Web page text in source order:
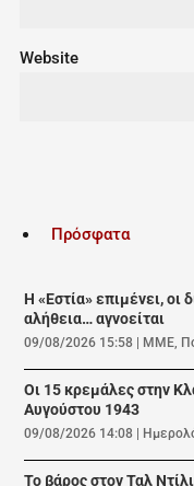
Website
Πρόσφατα
Η «Εστία» επιμένει, οι
αλήθεια… αγνοείται
09/08/2026 15:58 | ΜΜΕ,
Οι 15 κρεμάλες στην
Αυγούστου 1943
09/08/2026 14:08 |
Το βάρος στον Ταλ